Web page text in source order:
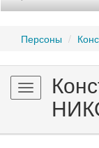
Персоны
Toggle
navigation